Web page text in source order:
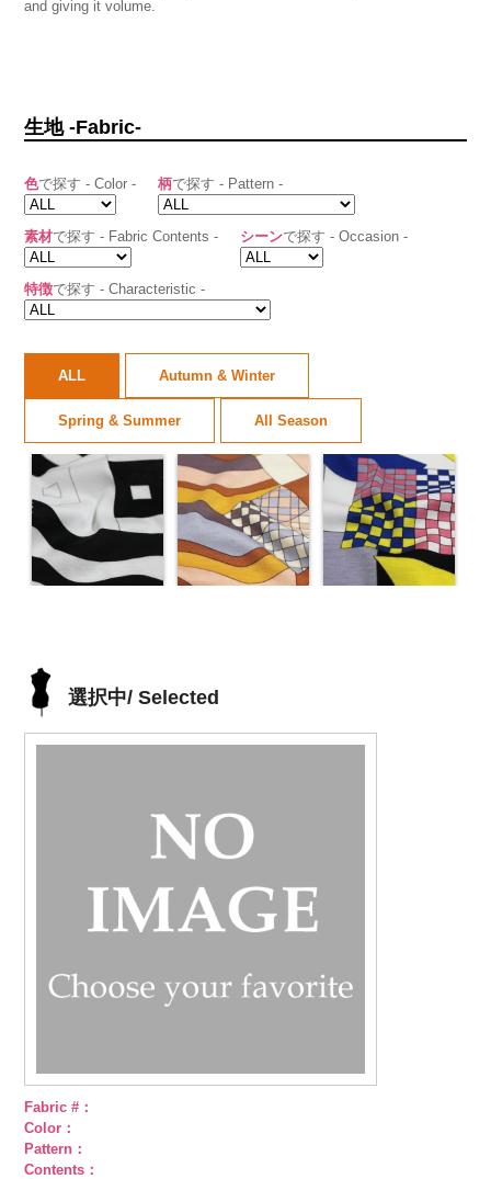
and giving it volume.
生地 -Fabric-
色で探す - Color - 柄で探す - Pattern -
素材で探す - Fabric Contents - シーンで探す - Occasion -
特徴で探す - Characteristic -
ALL Autumn & Winter
Spring & Summer All Season
選択中/ Selected
Fabric #：
Color：
Pattern：
Contents：